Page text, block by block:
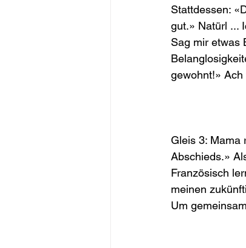
Stattdessen:
gut.» Natürl ...
Sag mir etwas
gewohnt!»
Gleis 3: Mama
Abschieds.»
Französisch
meinen
Um